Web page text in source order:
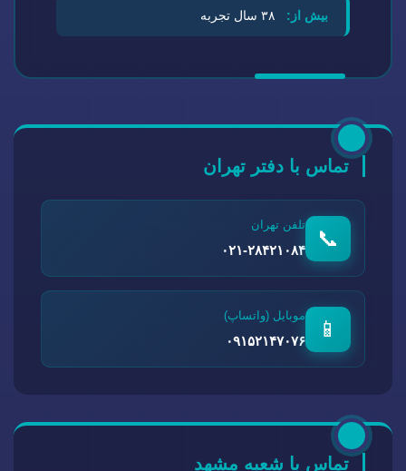
بیش از:
تماس با دفتر تهران
📞
تلفن تهران
۰۲۱-۲۸۴۲۱۰۸۴
📱
موبایل (واتساپ)
۰۹۱۵۲۱۴۷۰۷۶
تماس با شعبه مشهد